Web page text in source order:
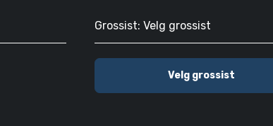
Grossist: Velg grossist
Velg grossist